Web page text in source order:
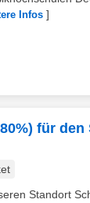
Infos ]
für
Standort